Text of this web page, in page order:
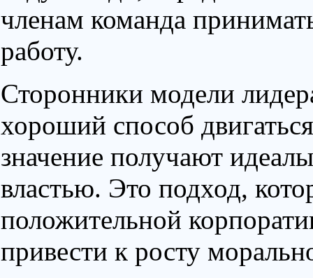
членам команда
работу.
Сторонники модели
хороший способ
значение получают
властью. Это подход,
положительной
привести к росту